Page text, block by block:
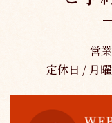
営
定休日 / 月